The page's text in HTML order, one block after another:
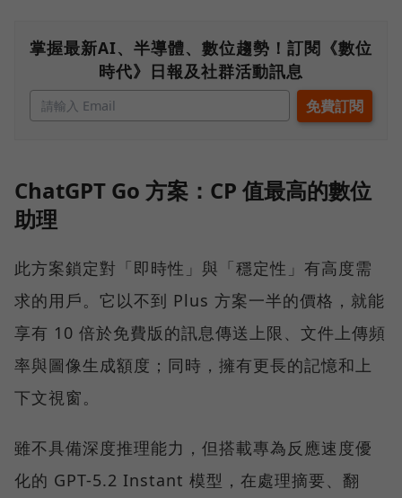
掌握最新AI、半導體、數位趨勢！訂閱《數位
時代》日報及社群活動訊息
ChatGPT Go 方案：CP 值最高的數位
助理
此方案鎖定對「即時性」與「穩定性」有高度需
求的用戶。它以不到 Plus 方案一半的價格，就能
享有 10 倍於免費版的訊息傳送上限、文件上傳頻
率與圖像生成額度；同時，擁有更長的記憶和上
下文視窗。
雖不具備深度推理能力，但搭載專為反應速度優
化的 GPT-5.2 Instant 模型，在處理摘要、翻